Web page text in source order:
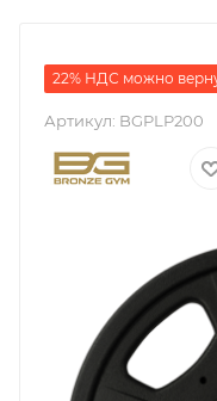
22% НДС можно
Артикул: BGPLP200